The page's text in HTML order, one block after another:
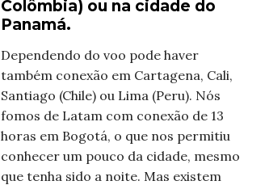
Colômbia) ou na cidade do
Panamá.
Dependendo do voo pode haver
também conexão em Cartagena, Cali,
Santiago (Chile) ou Lima (Peru). Nós
fomos de Latam com conexão de 13
horas em Bogotá, o que nos permitiu
conhecer um pouco da cidade, mesmo
que tenha sido a noite. Mas existem